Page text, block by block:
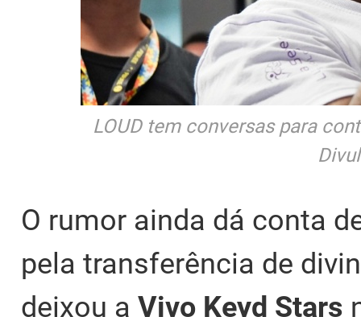
LOUD tem conversas para
O rumor ainda dá conta
pela transferência de
deixou a Vivo Keyd Stars